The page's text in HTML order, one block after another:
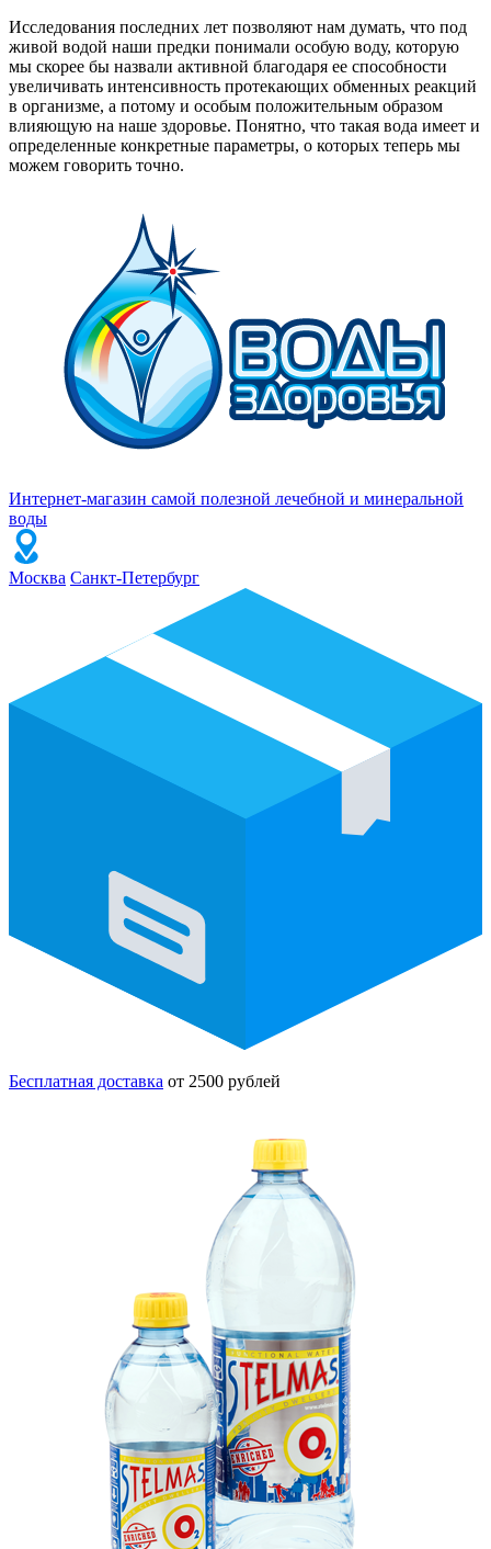
Исследования последних лет позволяют нам думать, что под
живой водой наши предки понимали особую воду, которую
мы скорее бы назвали активной благодаря ее способности
увеличивать интенсивность протекающих обменных реакций
в организме, а потому и особым положительным образом
влияющую на наше здоровье. Понятно, что такая вода имеет и
определенные конкретные параметры, о которых теперь мы
можем говорить точно.
Интернет-магазин самой полезной лечебной и минеральной
воды
Москва Санкт-Петербург
Бесплатная доставка от 2500 рублей